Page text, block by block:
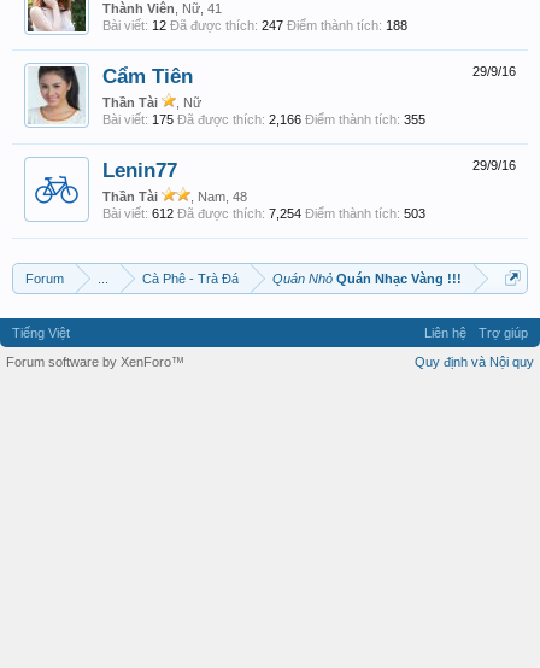
Thành Viên , Nữ, 41
Bài viết: 12 Đã được thích: 247 Điểm thành tích: 188
29/9/16
Cẩm Tiên
Thần Tài
, Nữ
Bài viết: 175 Đã được thích: 2,166 Điểm thành tích: 355
29/9/16
Lenin77
Thần Tài
, Nam, 48
Bài viết: 612 Đã được thích: 7,254 Điểm thành tích: 503
Forum Cà Phê - Trà Đá Quán Nhỏ Quán Nhạc Vàng !!!
Tiếng Việt Liên hệ
Trợ giúp
Quy định và Nội quy
Forum software by XenForo™